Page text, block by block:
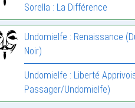
Sorella : La Différence
Undomielfe : Renaissance
Noir)
Undomielfe : Liberté
Passager/Undomielfe)